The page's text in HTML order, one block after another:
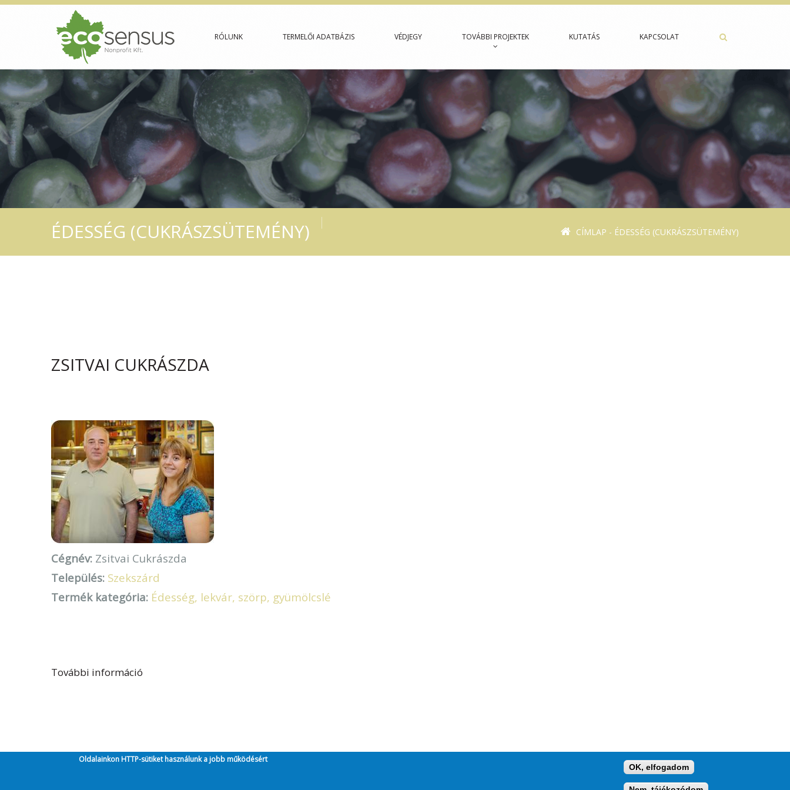
RÓLUNK TERMELŐI ADATBÁZIS VÉDJEGY TOVÁBBI PROJEKTEK KUTATÁS KAPCSOLAT
ÉDESSÉG (CUKRÁSZSÜTEMÉNY) CÍMLAP - ÉDESSÉG (CUKRÁSZSÜTEMÉNY)
ZSITVAI CUKRÁSZDA
Cégnév: Zsitvai Cukrászda
Település: Szekszárd
Termék kategória: Édesség, lekvár, szörp, gyümölcslé
További információ
Oldalainkon HTTP-sütiket használunk a jobb működésért
OK, elfogadom